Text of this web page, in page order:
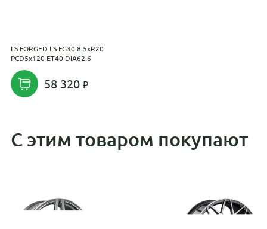
LS FORGED LS FG30 8.5xR20
PCD5x120 ET40 DIA62.6
58 320
С этим товаром покупают